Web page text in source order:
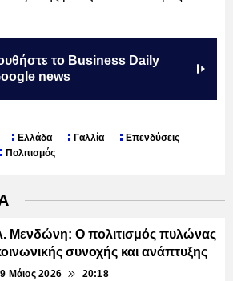
το Business Daily
news
Ελλάδα Γαλλία
Επενδύσεις
Πολιτισμός
Μενδώνη: Ο πολιτισμός πυλώνας
συνοχής και ανάπτυξης
Μάιος 2026 20:18